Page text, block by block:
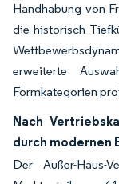
Handhabung von
die historisch
erweiterte
Formkategorien
Nach
durch modernen
Der Außer-Haus-